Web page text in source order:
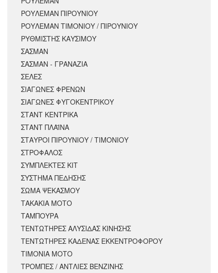
ΡΟΥΛΕΜΑΝ ΠΙΡΟΥΝΙΟΥ
ΡΟΥΛΕΜΑΝ ΤΙΜΟΝΙΟΥ / ΠΙΡΟΥΝΙΟΥ
ΡΥΘΜΙΣΤΗΣ ΚΑΥΣΙΜΟΥ
ΣΑΣΜΑΝ
ΣΑΣΜΑΝ - ΓΡΑΝΑΖΙΑ
ΣΕΛΕΣ
ΣΙΑΓΩΝΕΣ ΦΡΕΝΩΝ
ΣΙΑΓΩΝΕΣ ΦΥΓΟΚΕΝΤΡΙΚΟΥ
ΣΤΑΝΤ ΚΕΝΤΡΙΚΑ
ΣΤΑΝΤ ΠΛΑΪΝΑ
ΣΤΑΥΡΟΙ ΠΙΡΟΥΝΙΟΥ / ΤΙΜΟΝΙΟΥ
ΣΤΡΟΦΑΛΟΣ
ΣΥΜΠΛΕΚΤΕΣ ΚΙΤ
ΣΥΣΤΗΜΑ ΠΕΔΗΣΗΣ
ΣΩΜΑ ΨΕΚΑΣΜΟΥ
ΤΑΚΑΚΙΑ ΜΟΤΟ
ΤΑΜΠΟΥΡΑ
ΤΕΝΤΩΤΗΡΕΣ ΑΛΥΣΙΔΑΣ ΚΙΝΗΣΗΣ
ΤΕΝΤΩΤΗΡΕΣ ΚΑΔΕΝΑΣ ΕΚΚΕΝΤΡΟΦΟΡΟΥ
ΤΙΜΟΝΙΑ ΜΟΤΟ
ΤΡΟΜΠΕΣ / ΑΝΤΛΙΕΣ ΒΕΝΖΙΝΗΣ